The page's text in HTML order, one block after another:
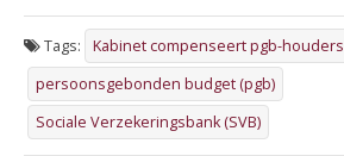
Tags:
Kabinet compenseert pgb-houders
persoonsgebonden budget (pgb)
Sociale Verzekeringsbank (SVB)